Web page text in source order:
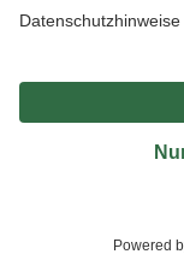
Produkte nur solange der
*Paketversand ab 59 €
Nutzungsbedingungen
© 2026 toom Baumarkt